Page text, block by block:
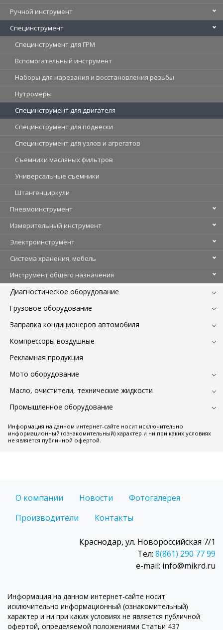
Ручной инструмент
Специнструмент
Специнструмент для ГРМ
Вспомогательный инструмент
Наборы для нарезания и восстановления резьбы
Нутромеры
Специнструмент для двигателя
Специнструмент для подвески
Специнструмент для узлов и агрегатов
Съемники масляных фильтров
Универсальные съемники
Штангенциркули
Пневмоинструмент
Измерительный инструмент
Электроинструмент
Система хранения, мебель
Инструмент общего назначения
Диагностическое оборудование
Грузовое оборудование
Заправка кондиционеров автомобиля
Компрессоры воздушные
Рекламная продукция
Мото оборудование
Масло, очистители, технические жидкости
Промышленное оборудование
Информация на данном интернет-сайте носит исключительно
информационный (ознакомительный) характер и ни при каких условиях
не является публичной офертой.
О компании Новости
Фотогалерея
Производители
Контакты
Краснодар, ул. Новороссийская 7/1
Тел: 8(861) 290 77 99
e-mail: info@mikrd.ru
Информация на данном интернет-сайте носит
исключительно информационный (ознакомительный)
характер и ни при каких условиях не является публичной
офертой, определяемой положениями Статьи 437